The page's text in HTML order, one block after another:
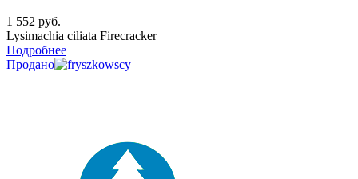
1 552 руб.
Lysimachia ciliata Firecracker
Подробнее
Продано